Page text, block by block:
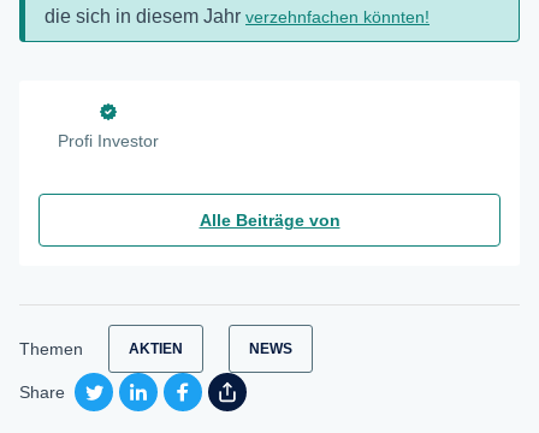
die sich in diesem Jahr verzehnfachen könnten!
Profi Investor
Alle Beiträge von
Themen AKTIEN NEWS
Share